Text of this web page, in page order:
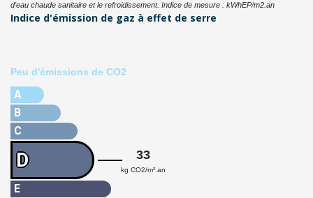
d'eau chaude sanitaire et le refroidissement. Indice de mesure : kWhEP/m2.an
Indice d'émission de gaz à effet de serre
Peu d'émissions de CO2
A
B
C
33
kg CO2/m².an
D
E